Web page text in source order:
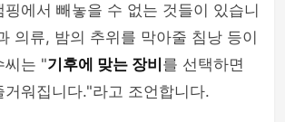
핑에서 빼놓을 수 없는 것들이 있습니
의류, 밤의 추위를 막아줄 침낭 등이
씨는 "기후에 맞는 장비 를 선택하면
거워집니다."라고 조언합니다.